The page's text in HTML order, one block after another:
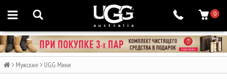
0
Мужские UGG Мини